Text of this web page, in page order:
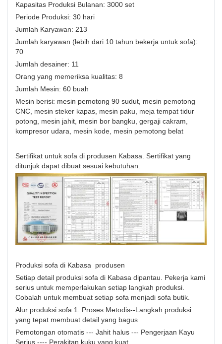
Kapasitas Produksi Bulanan: 3000 set
Periode Produksi: 30 hari
Jumlah Karyawan: 213
Jumlah karyawan (lebih dari 10 tahun bekerja untuk sofa):
70
Jumlah desainer: 11
Orang yang memeriksa kualitas: 8
Jumlah Mesin: 60 buah
Mesin berisi: mesin pemotong 90 sudut, mesin pemotong
CNC, mesin steker kapas, mesin paku, meja tempat tidur
potong, mesin jahit, mesin bor bangku, gergaji cakram,
kompresor udara, mesin kode, mesin pemotong belat
Sertifikat untuk sofa di produsen Kabasa. Sertifikat yang
ditunjuk dapat dibuat sesuai kebutuhan.
Produksi sofa di Kabasa produsen
Setiap detail produksi sofa di Kabasa dipantau. Pekerja kami
serius untuk memperlakukan setiap langkah produksi.
Cobalah untuk membuat setiap sofa menjadi sofa butik.
Alur produksi sofa 1: Proses Metodis--Langkah produksi
yang tepat membuat detail yang bagus
Pemotongan otomatis --- Jahit halus --- Pengerjaan Kayu
Serius ---- Perakitan kuku yang kuat